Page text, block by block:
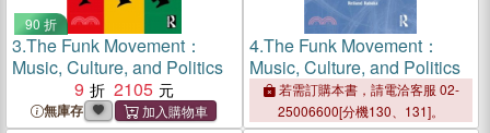
90 折
3.The Funk Movement：
Music, Culture, and Politics
9
2105
無庫存
4.The Funk Movement：
Music, Culture, and Politics
若需訂購本書，請電洽客服 02-
25006600[分機130、131]。